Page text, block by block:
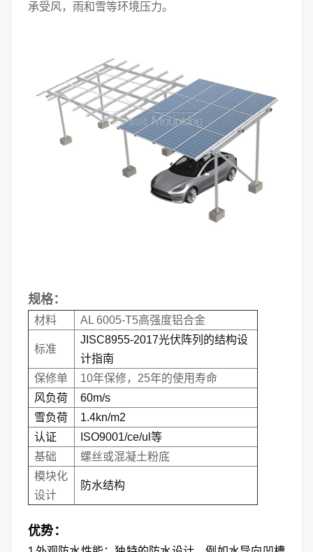
承受风，雨和雪等环境压力。
规格：
材料 AL 6005-T5高强度铝合金
标准
JISC8955-2017光伏阵列的结构设
计指南
保修单
10年保修，25年的使用寿命
风负荷
60m/s
雪负荷
1.4kn/m2
认证
ISO9001/ce/ul等
基础
螺丝或混凝土粉底
模块化
设计
防水结构
优势：